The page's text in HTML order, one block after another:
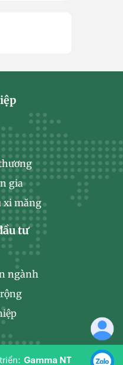
gia
xi măng
tư
ngành
Gamma NT